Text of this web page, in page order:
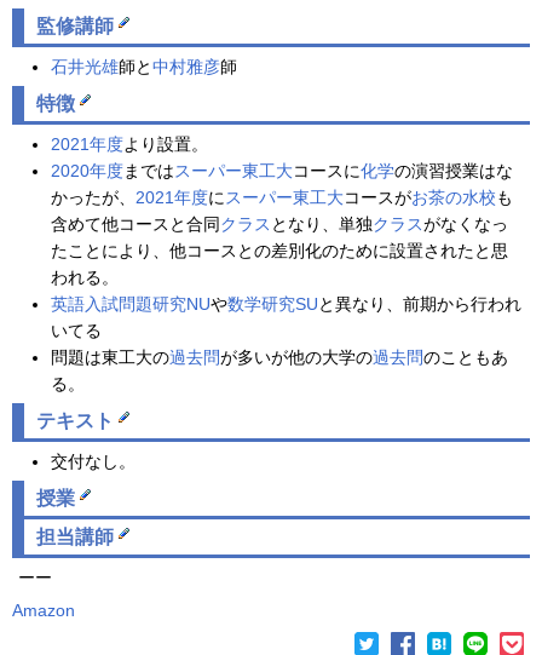
監修講師
石井光雄師と中村雅彦師
特徴
2021年度より設置。
2020年度まではスーパー東工大コースに化学の演習授業はな
かったが、 2021年度に スーパー東工大コースがお茶の水校も
含めて他コースと合同クラス となり、単独クラスがなくなっ
たことにより、他コースとの差別化のために設置されたと思
われる。
英語入試問題研究NUや数学研究SUと異なり、前期から行われ
いてる
問題は東工大の過去問が多いが他の大学の過去問のこともあ
る。
テキスト
交付なし。
授業
担当講師
ーー
Amazon